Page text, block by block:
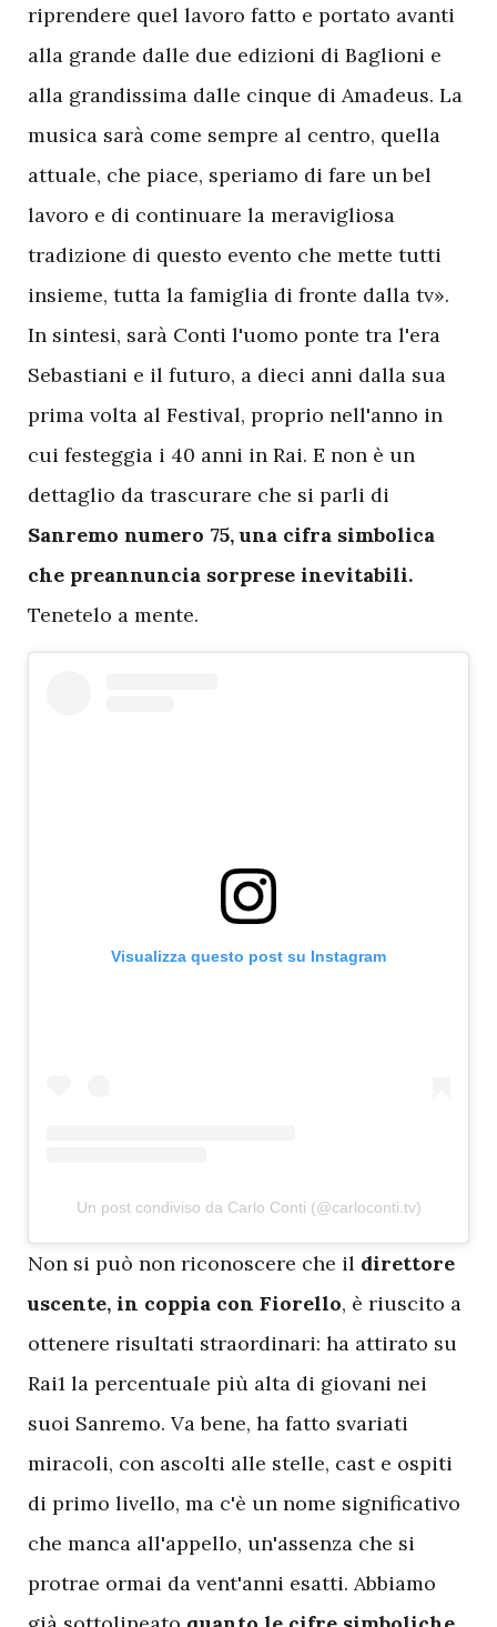
riprendere quel lavoro fatto e portato avanti
alla grande dalle due edizioni di Baglioni e
alla grandissima dalle cinque di Amadeus. La
musica sarà come sempre al centro, quella
attuale, che piace, speriamo di fare un bel
lavoro e di continuare la meravigliosa
tradizione di questo evento che mette tutti
insieme, tutta la famiglia di fronte dalla tv».
In sintesi, sarà Conti l'uomo ponte tra l'era
Sebastiani e il futuro, a dieci anni dalla sua
prima volta al Festival, proprio nell'anno in
cui festeggia i 40 anni in Rai. E non è un
dettaglio da trascurare che si parli di
Sanremo numero 75, una cifra simbolica
che preannuncia sorprese inevitabili.
Tenetelo a mente.
Visualizza questo post su Instagram
Un post condiviso da Carlo Conti (@carloconti.tv)
Non si può non riconoscere che il direttore
uscente, in coppia con Fiorello, è riuscito a
ottenere risultati straordinari: ha attirato su
Rai1 la percentuale più alta di giovani nei
suoi Sanremo. Va bene, ha fatto svariati
miracoli, con ascolti alle stelle, cast e ospiti
di primo livello, ma c'è un nome significativo
che manca all'appello, un'assenza che si
protrae ormai da vent'anni esatti. Abbiamo